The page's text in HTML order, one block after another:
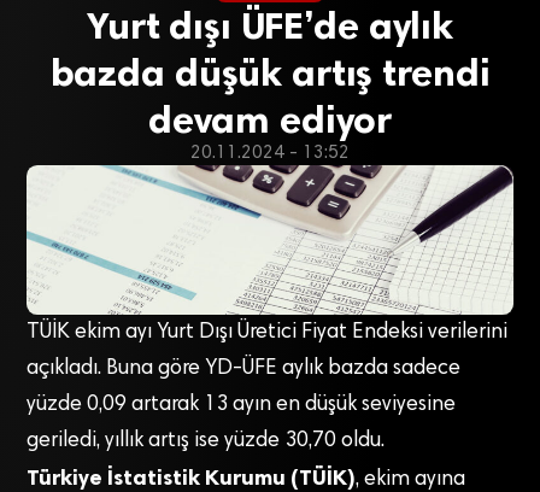
Yurt dışı ÜFE’de aylık
bazda düşük artış trendi
devam ediyor
20.11.2024 - 13:52
TÜİK ekim ayı Yurt Dışı Üretici Fiyat Endeksi verilerini
açıkladı. Buna göre YD-ÜFE aylık bazda sadece
yüzde 0,09 artarak 13 ayın en düşük seviyesine
geriledi, yıllık artış ise yüzde 30,70 oldu.
Türkiye İstatistik Kurumu (TÜİK), ekim ayına